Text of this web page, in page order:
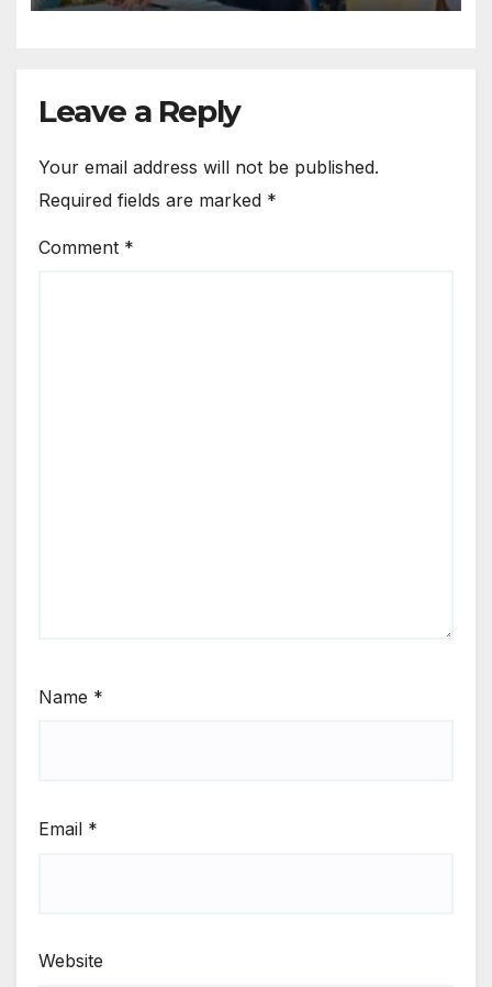
Leave a Reply
Your email address will not be published.
Required fields are marked *
Comment *
Name *
Email *
Website